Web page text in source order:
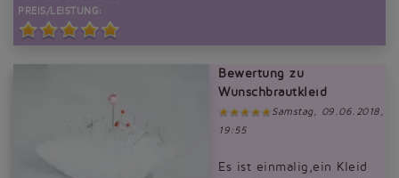
PREIS/LEISTUNG:
Bewertung zu
Wunschbrautkleid
Samstag, 09.06.2018,
19:55
Es ist einmalig,ein Kleid